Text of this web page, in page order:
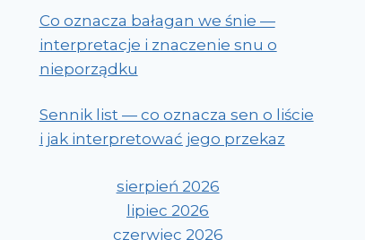
Co oznacza bałagan we śnie —
interpretacje i znaczenie snu o
nieporządku
Sennik list — co oznacza sen o liście
i jak interpretować jego przekaz
sierpień 2026
lipiec 2026
czerwiec 2026